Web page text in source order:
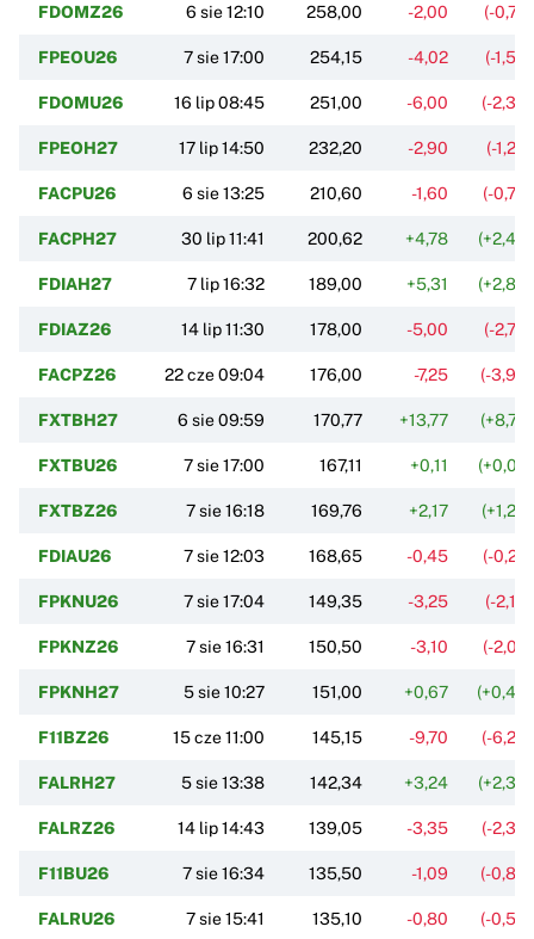
FDOMZ26 6 sie 12:10 258,00 -2,00 (-
FPEOU26 7 sie 17:00 254,15 -4,02 (-
FDOMU26 16 lip 08:45 251,00 -6,00 (-
FPEOH27 17 lip 14:50 232,20 -2,90 (-
FACPU26 6 sie 13:25 210,60 -1,60 (-
FACPH27 30 lip 11:41 200,62 +4,78
FDIAH27 7 lip 16:32 189,00 +5,31
FDIAZ26 14 lip 11:30 178,00 -5,00 (-
FACPZ26 22 cze 09:04 176,00 -7,25 (-
FXTBH27 6 sie 09:59 170,77 +13,77
FXTBU26 7 sie 17:00 167,11 +0,11
FXTBZ26 7 sie 16:18 169,76 +2,17
FDIAU26 7 sie 12:03 168,65 -0,45 (-
FPKNU26 7 sie 17:04 149,35 -3,25 (-
FPKNZ26 7 sie 16:31 150,50 -3,10 (-
FPKNH27 5 sie 10:27 151,00 +0,67
F11BZ26 15 cze 11:00 145,15 -9,70 (-
FALRH27 5 sie 13:38 142,34 +3,24
FALRZ26 14 lip 14:43 139,05 -3,35 (-
F11BU26 7 sie 16:34 135,50 -1,09 (-
FALRU26 7 sie 15:41 135,10 -0,80 (-